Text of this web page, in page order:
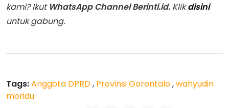
kami? Ikut WhatsApp Channel Berinti.id. Klikdisini
untuk gabung.
Tags:Anggota DPRD, Provinsi Gorontalo,wahyudin
moridu